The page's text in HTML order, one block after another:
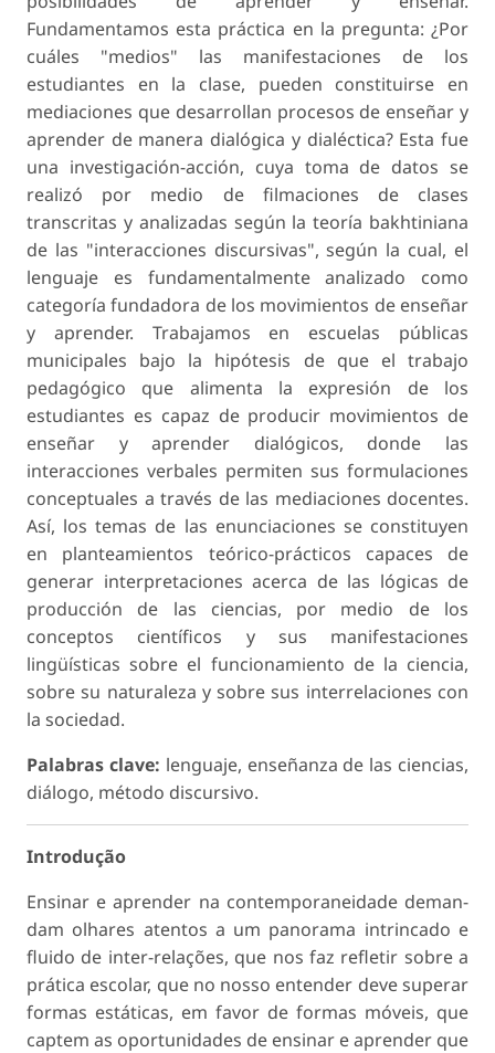
Fundamentamos esta práctica en la pregunta: ¿Por
cuáles "medios" las manifestaciones de los
estudiantes en la clase, pueden constituirse en
mediaciones que desarrollan procesos de enseñar y
aprender de manera dialógica y dialéctica? Esta fue
una investigación-acción, cuya toma de datos se
realizó por medio de filmaciones de clases
transcritas y analizadas según la teoría bakhtiniana
de las "interacciones discursivas", según la cual, el
lenguaje es fundamentalmente analizado como
categoría fundadora de los movimientos de enseñar
y aprender. Trabajamos en escuelas públicas
municipales bajo la hipótesis de que el trabajo
pedagógico que alimenta la expresión de los
estudiantes es capaz de producir movimientos de
enseñar y aprender dialógicos, donde las
interacciones verbales permiten sus for­mulaciones
conceptuales a través de las mediaciones docentes.
Así, los temas de las enunciaciones se constituyen
en planteamientos teórico-prácticos capaces de
generar interpretaciones acerca de las lógicas de
producción de las ciencias, por medio de los
conceptos científicos y sus manifestaciones
lingüísticas sobre el funcionamiento de la ciencia,
sobre su naturaleza y sobre sus interrelaciones con
la sociedad.
Palabras clave: lenguaje, enseñanza de las ciencias,
diálogo, método discursivo.
Introdução
Ensinar e aprender na contemporaneidade deman­
dam olhares atentos a um panorama intrincado e
fluido de inter-relações, que nos faz refletir sobre a
prática escolar, que no nosso entender deve su­perar
formas estáticas, em favor de formas móveis, que
captem as oportunidades de ensinar e apren­der que